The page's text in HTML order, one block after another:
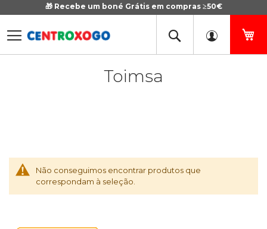
🎁 Recebe um boné Grátis em compras ≥50€
Ir
Conteúdo
Toimsa
Não conseguimos encontrar produtos que
correspondam à seleção.